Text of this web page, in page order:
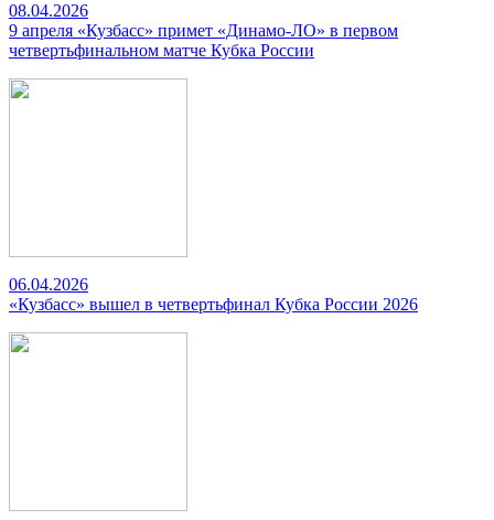
08.04.2026
9 апреля «Кузбасс» примет «Динамо-ЛО» в первом
четвертьфинальном матче Кубка России
06.04.2026
«Кузбасс» вышел в четвертьфинал Кубка России 2026